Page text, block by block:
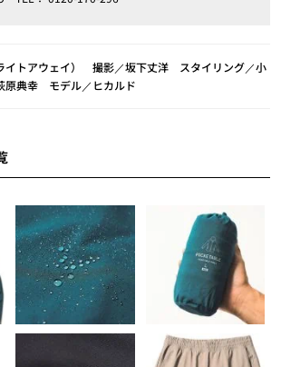
イトアウェイ） 撮影／坂下丈洋 スタイリング／小
典幸 モデル／ヒカルド